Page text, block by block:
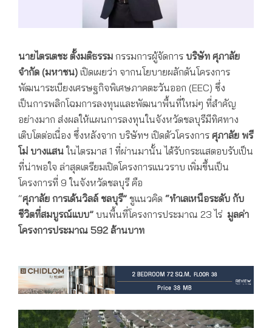
นายไตรเตชะ ตั้งมติธรรม กรรมการผู้จัดการ บริษัท ศุภาลัย
จำกัด (มหาชน) เปิดเผยว่า จากนโยบายผลักดันโครงการ
พัฒนาระเบียงเศรษฐกิจพิเศษภาคตะวันออก (EEC) ซึ่ง
เป็นการพลิกโฉมการลงทุนและพัฒนาพื้นที่ใหม่ๆ ที่สำคัญ
อย่างมาก ส่งผลให้แผนการลงทุนในจังหวัดชลบุรีมีทิศทาง
เติบโตต่อเนื่อง ซึ่งหลังจาก บริษัทฯ เปิดตัวโครงการ ศุภาลัย พรี
โม่ บางแสนในไตรมาส 1 ที่ผ่านมานั้น ได้รับกระแสตอบรับเป็น
ที่น่าพอใจ ล่าสุดเตรียมเปิดโครงการแนวราบ เพิ่มขึ้นเป็น
โครงการที่ 9 ในจังหวัดชลบุรี คือ
“ศุภาลัย การเด้นวิลล์ ชลบุรี” ชูแนวคิด “ทำเลเหนือระดับ กับ
ชีวิตที่สมบูรณ์แบบ” บนพื้นที่โครงการประมาณ 23 ไร่ มูลค่า
โครงการประมาณ 592 ล้านบาท